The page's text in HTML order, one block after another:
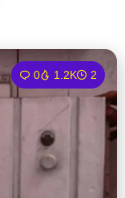
0 1.2K 2